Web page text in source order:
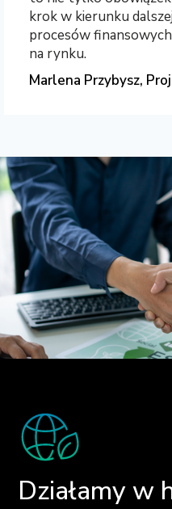
krok w kierunku
procesów
na rynku.
Marlena Przybysz,
Działamy w